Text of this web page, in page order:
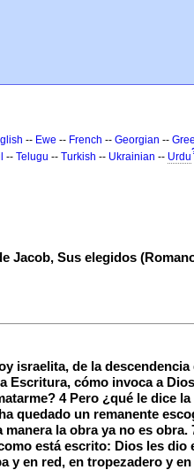
-- Ewe -- French -- Georgian --
-- Telugu -- Turkish -- Ukrainian -- Urdu
Jacob, Sus elegidos
israelita, de la
Escritura, cómo invoca a
4 Pero ¿qué le dice
quedado un remanente
la obra ya no es
está escrito: Dios les
y en red, en tropezadero y